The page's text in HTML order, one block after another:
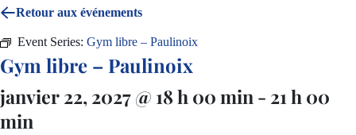
Retour aux événements
Event Series: Gym libre – Paulinoix
Gym libre – Paulinoix
janvier 22, 2027 @ 18 h 00 min - 21 h 00
min